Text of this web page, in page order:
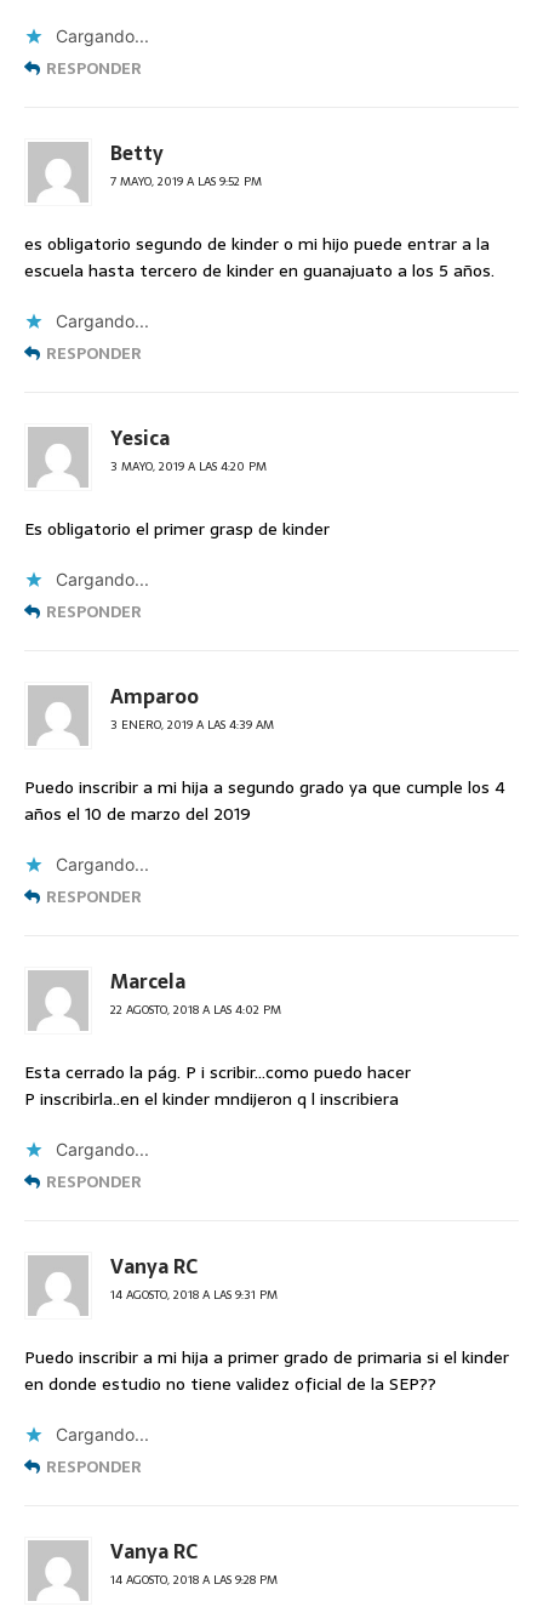
Cargando...
RESPONDER
Betty
7 MAYO, 2019 A LAS 9:52 PM
es obligatorio segundo de kinder o mi hijo puede entrar a la
escuela hasta tercero de kinder en guanajuato a los 5 años.
Cargando...
RESPONDER
Yesica
3 MAYO, 2019 A LAS 4:20 PM
Es obligatorio el primer grasp de kinder
Cargando...
RESPONDER
Amparoo
3 ENERO, 2019 A LAS 4:39 AM
Puedo inscribir a mi hija a segundo grado ya que cumple los 4
años el 10 de marzo del 2019
Cargando...
RESPONDER
Marcela
22 AGOSTO, 2018 A LAS 4:02 PM
Esta cerrado la pág. P i scribir…como puedo hacer
P inscribirla..en el kinder mndijeron q l inscribiera
Cargando...
RESPONDER
Vanya RC
14 AGOSTO, 2018 A LAS 9:31 PM
Puedo inscribir a mi hija a primer grado de primaria si el kinder
en donde estudio no tiene validez oficial de la SEP??
Cargando...
RESPONDER
Vanya RC
14 AGOSTO, 2018 A LAS 9:28 PM